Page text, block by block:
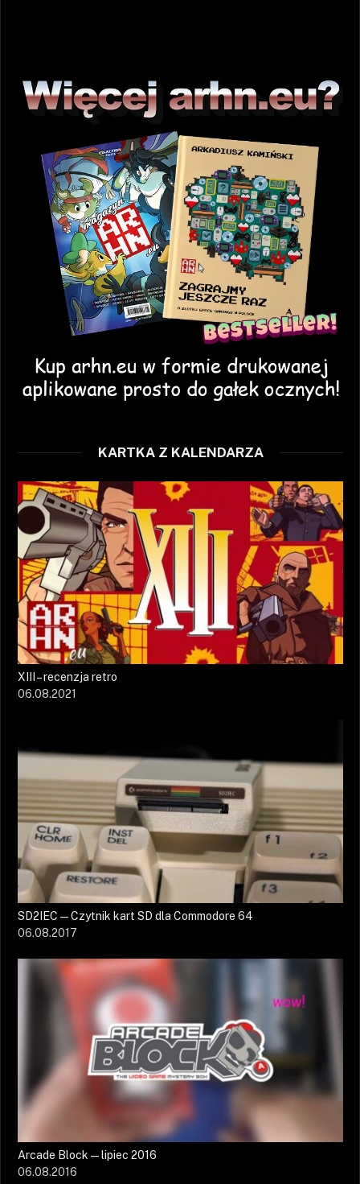
KARTKA Z KALENDARZA
XIII – recenzja retro
06.08.2021
SD2IEC — Czytnik kart SD dla Commodore 64
06.08.2017
Arcade Block — lipiec 2016
06.08.2016